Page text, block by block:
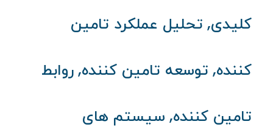
کلیدی, تحلیل عملکرد تامین
کننده, توسعه تامین کننده, روابط
تامین کننده, سیستم های